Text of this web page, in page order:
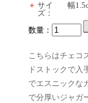
サイ
ズ：
幅
数量：
こちらはチェコ
ドストックで入
でエスニックな
で分厚いジャガ